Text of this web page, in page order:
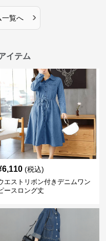
一覧へ ›
イテム
6,110 (税込)
エストリボン付きデニムワン
ースロング丈